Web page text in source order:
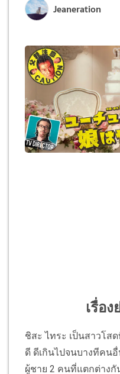
Jeaneration
เรื่อ
ชิสะ ไทระ เป็นสาวโส
ดี ดีเกินไปจนบางทีคน
ผู้ชาย 2 คนที่แตกต่าง